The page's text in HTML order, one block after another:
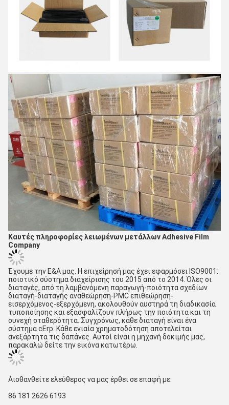
Καυτές πληροφορίες λειωμένων μετάλλων Adhesive Film
Company
Έχουμε την Ε&Α μας. Η επιχείρησή μας έχει εφαρμόσει ISO9001:
ποιοτικό σύστημα διαχείρισης του 2015 από το 2014. Όλες οι
διαταγές, από τη λαμβανόμενη παραγωγή-ποιότητα σχεδίων
διαταγή-διαταγής αναθεώρηση-PMC επιθεώρηση-
εισερχόμενος-εξερχόμενη, ακολουθούν αυστηρά τη διαδικασία
τυποποίησης και εξασφαλίζουν πλήρως την ποιότητα και τη
συνεχή σταθερότητα. Συγχρόνως, κάθε διαταγή είναι ένα
σύστημα cErp. Κάθε ενιαία χρηματοδότηση αποτελείται
ανεξάρτητα τις δαπάνες. Αυτοί είναι η μηχανή δοκιμής μας,
παρακαλώ δείτε την εικόνα κατωτέρω.
Αισθανθείτε ελεύθερος να μας έρθει σε επαφή με:
86 181 2626 6193